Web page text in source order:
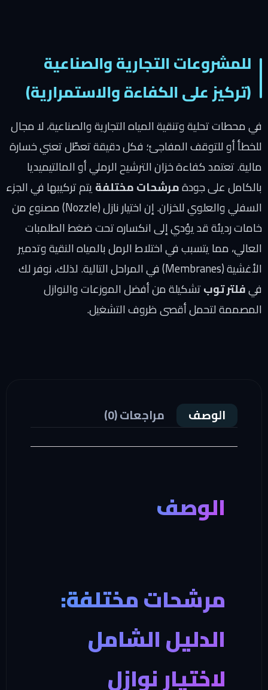
للمشروعات التجارية والصناعية
(تركيز على الكفاءة والاستمرارية)
في محطات تحلية وتنقية المياه التجارية والصناعية، لا مجال
للخطأ أو للتوقف المفاجئ؛ فكل دقيقة تعطّل تعني خسارة
مالية. تعتمد كفاءة خزان الترشيح الرملي أو المالتيميديا
بالكامل على جودةمرشحات مختلفةيتم تركيبها في الجزء
السفلي والعلوي للخزان. إن اختيار نازل (Nozzle) مصنوع من
خامات رديئة قد يؤدي إلى انكساره تحت ضغط الطلمبات
العالي، مما يتسبب في اختلاط الرمل بالمياه النقية وتدمير
الأغشية (Membranes) في المراحل التالية. لذلك، نوفر لك
فيفلتر توبتشكيلة من أفضل الموزعات والنوازل
المصممة لتحمل أقصى ظروف التشغيل.
الوصف مراجعات (0)
الوصف
مرشحات مختلفة:
الدليل الشامل
لاختيار نوازل